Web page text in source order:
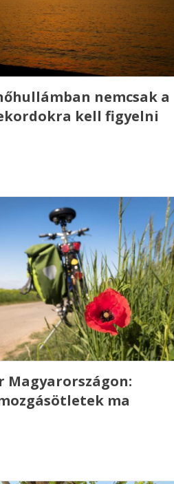
nemcsak a
kell figyelni
Magyarországon:
ma